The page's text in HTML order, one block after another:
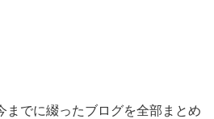
までに綴ったブログを全部まとめ